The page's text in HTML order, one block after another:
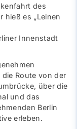
des
hieß es „Leinen
Innenstadt
Route von der
über die
und das
Berlin
erleben.